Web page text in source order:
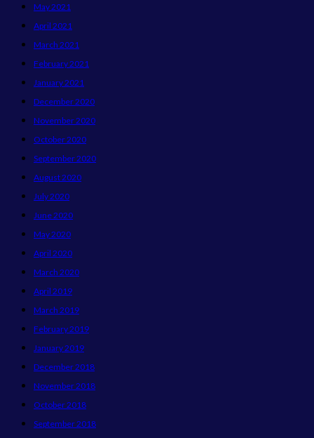
May 2021
April 2021
March 2021
February 2021
January 2021
December 2020
November 2020
October 2020
September 2020
August 2020
July 2020
June 2020
May 2020
April 2020
March 2020
April 2019
March 2019
February 2019
January 2019
December 2018
November 2018
October 2018
September 2018